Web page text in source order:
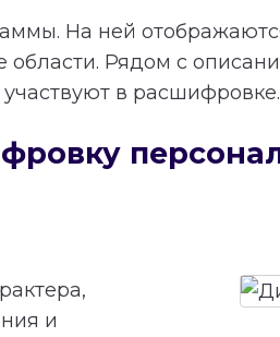
На ней
Рядом с
в расшифровке.
и